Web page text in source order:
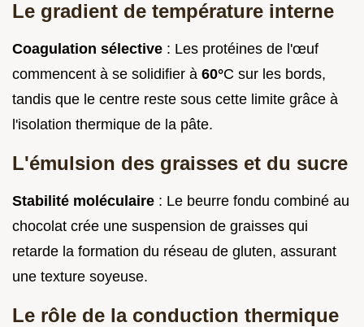
Le gradient de température interne
Coagulation sélective : Les protéines de l'œuf
commencent à se solidifier à 60°C sur les bords,
tandis que le centre reste sous cette limite grâce à
l'isolation thermique de la pâte.
L'émulsion des graisses et du sucre
Stabilité moléculaire : Le beurre fondu combiné au
chocolat crée une suspension de graisses qui
retarde la formation du réseau de gluten, assurant
une texture soyeuse.
Le rôle de la conduction thermique